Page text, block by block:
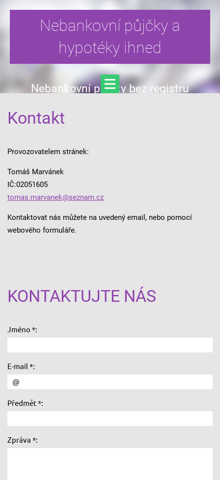
Nebankovní půjčky a
hypotéky ihned
Nebankovní půjčky bez registru
Kontakt
Provozovatelem stránek:
Tomáš Marvánek
IČ:02051605
tomas.marvanek@seznam.cz
Kontaktovat nás můžete na uvedený email, nebo pomocí
webového formuláře.
KONTAKTUJTE NÁS
Jméno *:
E-mail *:
Předmět *:
Zpráva *: